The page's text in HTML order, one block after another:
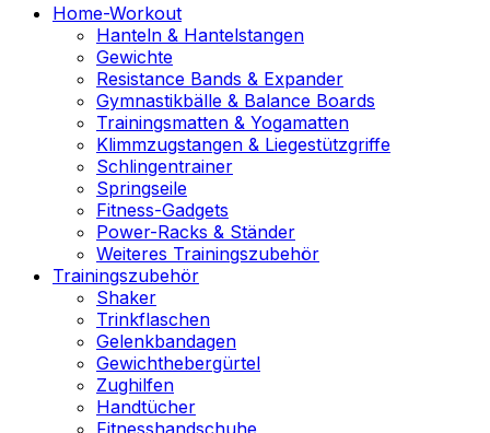
Home-Workout
Hanteln & Hantelstangen
Gewichte
Resistance Bands & Expander
Gymnastikbälle & Balance Boards
Trainingsmatten & Yogamatten
Klimmzugstangen & Liegestützgriffe
Schlingentrainer
Springseile
Fitness-Gadgets
Power-Racks & Ständer
Weiteres Trainingszubehör
Trainingszubehör
Shaker
Trinkflaschen
Gelenkbandagen
Gewichthebergürtel
Zughilfen
Handtücher
Fitnesshandschuhe